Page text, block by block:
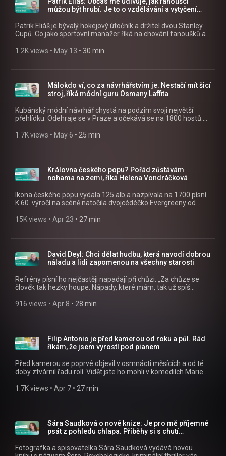
Sledujte nás na Facebooku:
https://www.facebook.com/crostrednicechy
můžou být hrubí. Je to o vzdělávání a vytyčení
Patrik Eliáš je bývalý hokejový útočník a držitel dvou Stanley
Cupů. Co jako sportovní manažer říká na chování fanoušků a
Mistrovství světa v ledním hokeji 2026. Od hráčů ze zámoří
vysvětluje Patrik Eliáš letošní absence některých hvězd. »
Poslouchejte Alex a host jako podcast v mobilní aplikaci
mujRozhlas https://rozhl.as/mujRozhlasAplikace • Alex a
host na mujRozhlas.cz https://www.mujrozhlas.cz/alex-host
» Sledujte nás na Facebooku:
https://www.facebook.com/crostrednicechy
1.2K views • May 13 • 30 min
Málokdo ví, co za návrhářstvím je. Nestačí mít šicí
stroj, říká módní guru Osmany Laffita
Kubánský módní návrhář chystá na podzim svoji největší
přehlídku. Odehraje se v Praze a očekává se na 1800 hostů.
prodeji, to bylo jen na pozvánky.“ Své kolekce v minulosti
mujRozhlas.cz https://www.mujrozhlas.cz/alex-host »
Sledujte nás na Facebooku:
https://www.facebook.com/crostrednicechy
1.7K views • May 6 • 25 min
Královna českého popu? Pořád zůstávám
nohama na zemi, říká Helena Vondráčková
Ikona českého popu vydala 125 alb a nazpívala na 1700 písní.
K 60. výročí na scéně natočila dvojcédéčko Evergreeny od
odstartovala turné s názvem Helena Forever. Velký koncert
jsme spolu v muzikálech, tak tam dáme nějakou písničku,“
odtajňuje zpěvačka. » Poslouchejte Alex a host jako podcast v
mobilní aplikaci mujRozhlas
https://rozhl.as/mujRozhlasAplikace • Alex a host na
mujRozhlas.cz https://www.mujrozhlas.cz/alex-host »
Sledujte nás na Facebooku:
https://www.facebook.com/crostrednicechy
15K views • Apr 23 • 27 min
David Deyl: Chci dělat hudbu, která navodí dobrou
náladu a lidi zapomenou na všechny starosti
Refrény písní ho nejčastěji napadají při chůzi. „Za chůze se
člověk tak hezky houpe. Nápady, které mám, tak už spíš
Čelákovic, ale taky rád chodím v lese.“ » Poslouchejte Alex a
Sledujte nás na Facebooku:
https://www.facebook.com/crostrednicechy
916 views • Apr 8 • 28 min
Filip Antonio je před kamerou od roku a půl. Rád
říkám, že jsem vyrostl pod pianem
Před kamerou se poprvé objevil v osmnácti měsících a od té
doby ztvárnil řadu rolí. Vidět jste ho mohli v komediích Marie
roli teď exceluje v muzikálu Snowboarďáci podle kultovní
pianem. Maminka doma učila svoje žáky, tak jsem poslouchal.
Hudba mě doprovází úplně odmalinka, proto jsem k ní asi
začal inklinovat.“ » Poslouchejte Alex a host jako podcast v
mobilní aplikaci mujRozhlas
https://rozhl.as/mujRozhlasAplikace • Alex a host na
1.7K views • Apr 7 • 27 min
Sára Saudková o nové knize: Je pro mě příjemné
psát z pohledu chlapa. Příběhy si s chutí
Fotografka a spisovatelka Sára Saudková vydává novou